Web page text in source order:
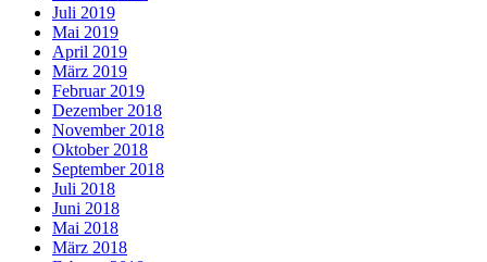
Juli 2019
Mai 2019
April 2019
März 2019
Februar 2019
Dezember 2018
November 2018
Oktober 2018
September 2018
Juli 2018
Juni 2018
Mai 2018
März 2018